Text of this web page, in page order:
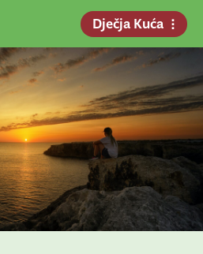
Dječja Kuća